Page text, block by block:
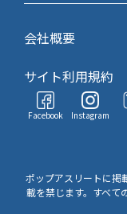
会社概要
サイト利用規約
Facebook Instagram
ポップアスリートに掲
載を禁じます。すべて